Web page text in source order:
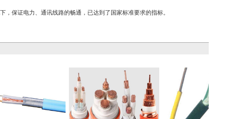
保证电力、通讯线路的畅通，已达到了国家标准要求的指标。